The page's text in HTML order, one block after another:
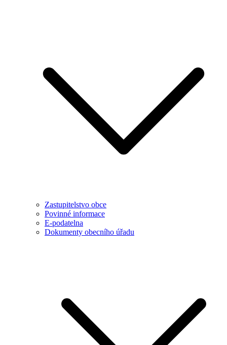
Zastupitelstvo obce
Povinné informace
E-podatelna
Dokumenty obecního úřadu